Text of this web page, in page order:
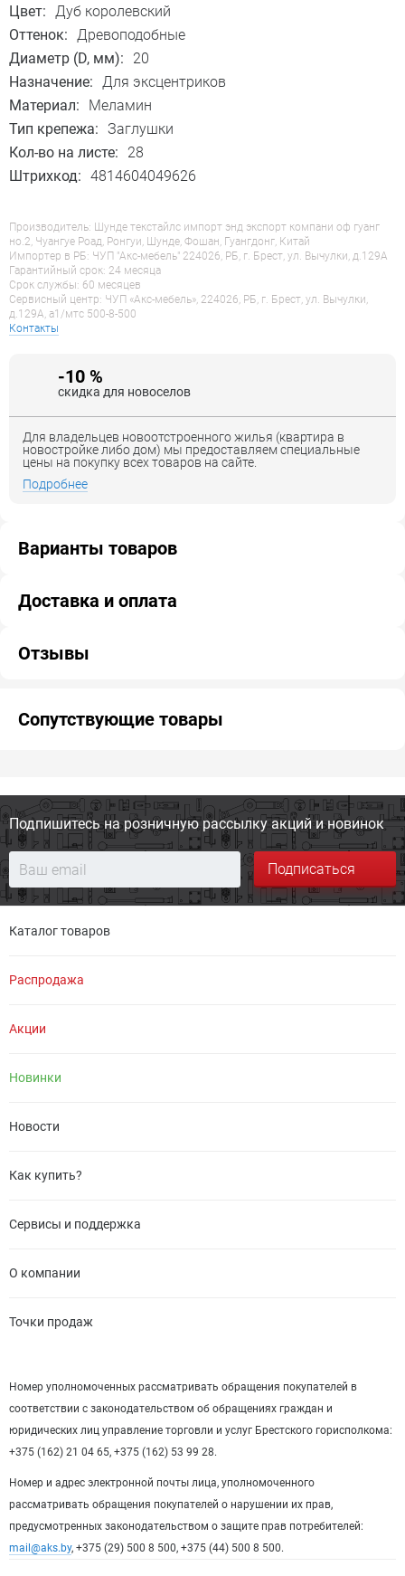
Цвет: Дуб королевский
Оттенок: Древоподобные
Диаметр (D, мм):
20
Назначение: Для эксцентриков
Материал:
Меламин
Тип крепежа: Заглушки
Кол-во на листе:
28
Штрихкод: 4814604049626
Производитель: Шунде текстайлс импорт энд экспорт компани оф гуанг
но.2, Чуангуе Роад, Ронгуи, Шунде, Фошан, Гуангдонг, Китай
Импортер в РБ: ЧУП "Акс-мебель" 224026, РБ, г. Брест, ул. Вычулки, д.129А
Гарантийный срок: 24 месяца
Срок службы: 60 месяцев
Сервисный центр: ЧУП «Акс-мебель», 224026, РБ, г. Брест, ул. Вычулки,
д.129А, a1/мтс 500-8-500
Контакты
-10 %
скидка для новоселов
Для владельцев новоотстроенного жилья (квартира в
новостройке либо дом) мы предоставляем специальные
цены на покупку всех товаров на сайте.
Подробнее
Варианты товаров
Доставка и оплата
Отзывы
Сопутствующие товары
Подпишитесь на розничную рассылку акций и новинок
Подписаться
Каталог товаров
Распродажа
Акции
Новинки
Новости
Как купить?
Сервисы и поддержка
О компании
Точки продаж
Номер уполномоченных рассматривать обращения покупателей в
соответствии с законодательством об обращениях граждан и
юридических лиц управление торговли и услуг Брестского горисполкома:
+375 (162) 21 04 65, +375 (162) 53 99 28.
Номер и адрес электронной почты лица, уполномоченного
рассматривать обращения покупателей о нарушении их прав,
предусмотренных законодательством о защите прав потребителей:
mail@aks.by, +375 (29) 500 8 500, +375 (44) 500 8 500.